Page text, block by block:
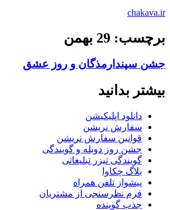
chakava.ir
برچسب: 29 بهمن
جشن سپندارمذگان و روز عشق
بیشتر بدانید
دانلود اپلیکیشن
سفارش نریشن
قوانین سفارش نریشن
جشن روز دوبله و گویندگی
گویندگی تیزر تبلیغاتی
بلاگ چکاوا
پیشواز تلفن همراه
فرم نظرسنجی از مشتریان
جذب گوینده